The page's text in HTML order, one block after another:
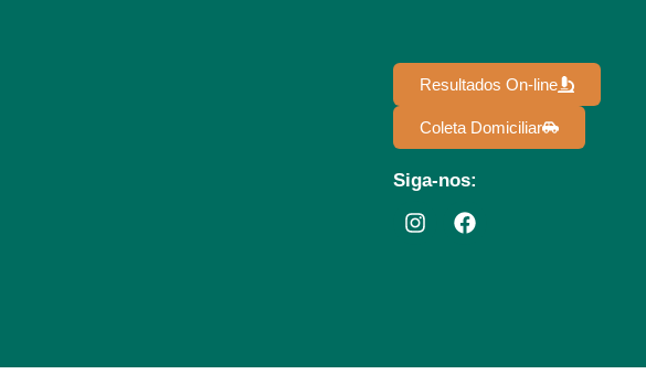
Resultados On-line
Coleta Domiciliar
Siga-nos: